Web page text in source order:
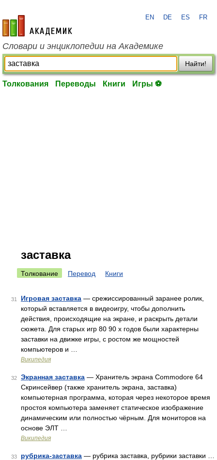
academic.ru
EN DE ES FR
Словари и энциклопедии на Академике
Найти!
Толкования Переводы Книги Игры ⚽
заставка
Толкование Перевод Книги
31 Игровая заставка — срежиссированный заранее ролик,
который вставляется в видеоигру, чтобы дополнить
действия, происходящие на экране, и раскрыть детали
сюжета. Для старых игр 80 90 х годов были характерны
заставки на движке игры, с ростом же мощностей
компьютеров и …
Википедия
32 Экранная заставка — Хранитель экрана Commodore 64
Скринсейвер (также хранитель экрана, заставка)
компьютерная программа, которая через некоторое время
простоя компьютера заменяет статическое изображение
динамическим или полностью чёрным. Для мониторов на
основе ЭЛТ …
Википедия
33 рубрика-заставка — рубрика заставка, рубрики заставки …